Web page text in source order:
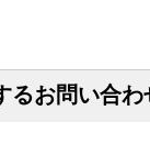
るお問い合わ